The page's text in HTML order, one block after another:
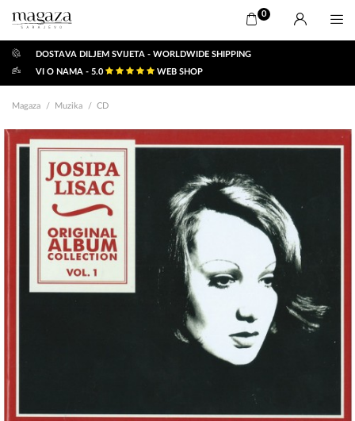
0
DOSTAVA DILJEM SVIJETA - WORLDWIDE SHIPPING
VI O NAMA - 5.0
WEB SHOP
Magaza Muzika CD